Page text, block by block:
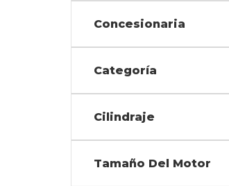
Concesionaria
Categoría
Cilindraje
Tamaño Del Motor